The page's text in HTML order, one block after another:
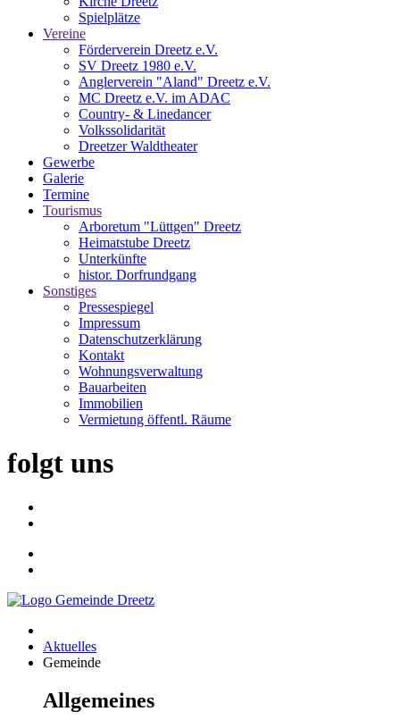
Spielplätze
Vereine
Förderverein Dreetz e.V.
SV Dreetz 1980 e.V.
Anglerverein "Aland" Dreetz e.V.
MC Dreetz e.V. im ADAC
Country- & Linedancer
Volkssolidarität
Dreetzer Waldtheater
Gewerbe
Galerie
Termine
Tourismus
Arboretum "Lüttgen" Dreetz
Heimatstube Dreetz
Unterkünfte
histor. Dorfrundgang
Sonstiges
Pressespiegel
Impressum
Datenschutzerklärung
Kontakt
Wohnungsverwaltung
Bauarbeiten
Immobilien
Vermietung öffentl. Räume
folgt uns
Aktuelles
Gemeinde
Allgemeines